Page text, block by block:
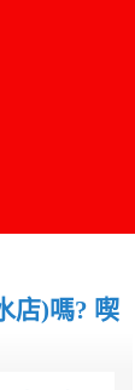
店)嗎? 喫